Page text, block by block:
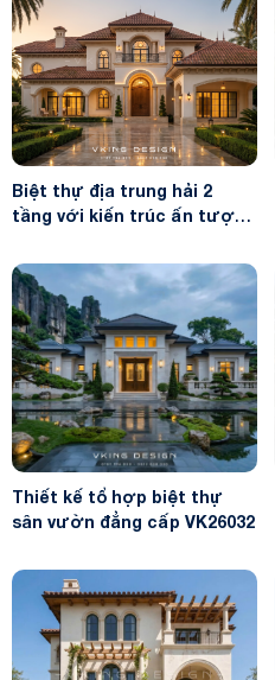
Biệt thự địa trung hải 2
tầng với kiến trúc ấn tượng
Thiết kế tổ hợp biệt thự
sân vườn đẳng cấp VK26032